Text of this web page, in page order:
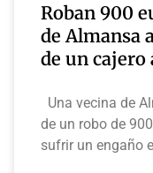
Roban 900
de Almansa
de un
Una vecina de
de un robo de
sufrir un engaño